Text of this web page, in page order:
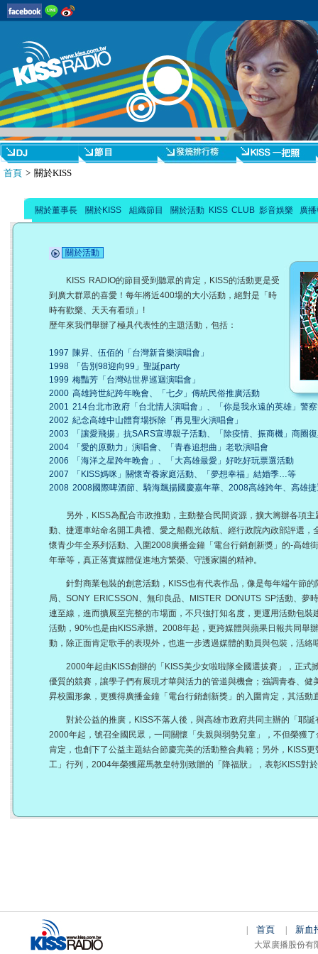
首頁 > 關於KISS
關於董事長 關於KISS 組織節目 關於活動 KISS CLUB 影音娛樂 廣
關於活動
KISS RADIO的節目受到聽眾的肯定，KISS的活動更是受
到廣大群眾的喜愛！每年將近400場的大小活動，絕對是「時
時有歡樂、天天有看頭」!
歷年來我們舉辦了極具代表性的主題活動，包括：
1997 陳昇、伍佰的「台灣新音樂演唱會」
1998 「告別98迎向99」聖誕party
1999 梅豔芳「台灣站世界巡迴演唱會」
2000 高雄跨世紀跨年晚會、「七夕」傳統民俗推廣活動
2001 214台北市政府「台北情人演唱會」、「你是我永遠的英雄」警
2002 紀念高雄中山體育場拆除「再見聖火演唱會」
2003 「讓愛飛揚」抗SARS宣導親子活動、「除疫情、振商機」商圈
2004 「愛的原動力」演唱會、「青春追想曲」老歌演唱會
2006 「海洋之星跨年晚會」、「大高雄最愛」好吃好玩票選活動
2007 「KISS媽咪」關懷寄養家庭活動、「夢想幸福」結婚季…等
2008 2008國際啤酒節、騎海飄揚國慶嘉年華、2008高雄跨年、高雄
另外，KISS為配合市政推動，主動整合民間資源，擴大籌辦各項主
動、捷運車站命名開工典禮、愛之船觀光啟航、經行政院內政部評選
懷青少年全系列活動、入圍2008廣播金鐘「電台行銷創新獎」的-高雄
年華等，真正落實媒體促進地方繁榮、守護家園的精神。
針對商業包裝的創意活動，KISS也有代表作品，像是每年端午節的
局、SONY ERICSSON、無印良品、MISTER DONUTS SP活動、夢
連至線，進而擴展至完整的市場面，不只強打知名度，更運用活動包裝
活動，90%也是由KISS承辦。2008年起，更跨媒體與蘋果日報共同舉
動，除正面肯定歌手的表現外，也進一步透過媒體的動員與包裝，活絡
2000年起由KISS創辦的「KISS美少女啦啦隊全國選拔賽」，正式
優質的競賽，讓學子們有展現才華與活力的管道與機會；強調青春、健
昇校園形象，更獲得廣播金鐘「電台行銷創新獎」的入圍肯定，其活動
對於公益的推廣，KISS不落人後，與高雄市政府共同主辦的「耶誕
2000年起，號召全國民眾，一同關懷「失親與弱勢兒童」，不但榮獲
肯定，也創下了公益主題結合節慶完美的活動整合典範；另外，KISS
工」行列，2004年榮獲羅馬教皇特別致贈的「降福狀」，表彰KISS對
首頁 新血
大眾廣播股份有